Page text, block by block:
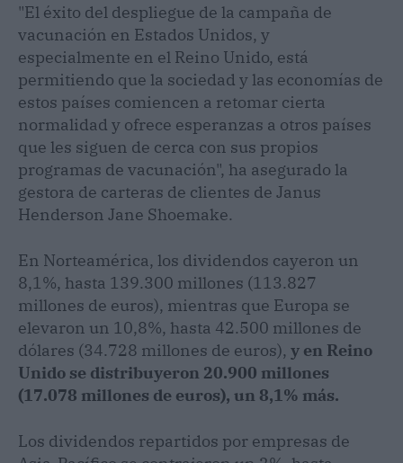
"El éxito del despliegue de la campaña de
vacunación en Estados Unidos, y
especialmente en el Reino Unido, está
permitiendo que la sociedad y las economías de
estos países comiencen a retomar cierta
normalidad y ofrece esperanzas a otros países
que les siguen de cerca con sus propios
programas de vacunación", ha asegurado la
gestora de carteras de clientes de Janus
Henderson Jane Shoemake.
En Norteamérica, los dividendos cayeron un
8,1%, hasta 139.300 millones (113.827
millones de euros), mientras que Europa se
elevaron un 10,8%, hasta 42.500 millones de
dólares (34.728 millones de euros), y en Reino
Unido se distribuyeron 20.900 millones
(17.078 millones de euros), un 8,1% más.
Los dividendos repartidos por empresas de